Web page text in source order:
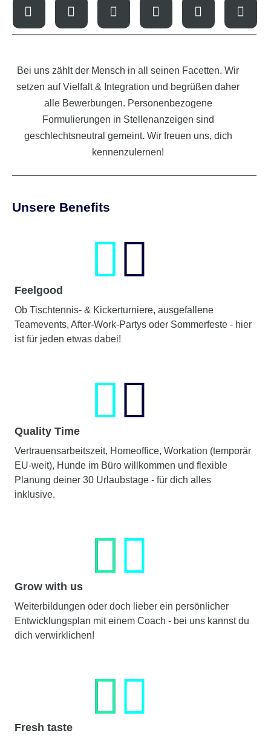
Bei uns zählt der Mensch in all seinen Facetten. Wir
setzen auf Vielfalt & Integration und begrüßen daher
alle Bewerbungen. Personenbezogene
Formulierungen in Stellenanzeigen sind
geschlechtsneutral gemeint. Wir freuen uns, dich
kennenzulernen!
Unsere Benefits
Feelgood
Ob Tischtennis- & Kickerturniere, ausgefallene
Teamevents, After-Work-Partys oder Sommerfeste - hier
ist für jeden etwas dabei!
Quality Time
Vertrauensarbeitszeit, Homeoffice, Workation (temporär
EU-weit), Hunde im Büro willkommen und flexible
Planung deiner 30 Urlaubstage - für dich alles
inklusive.
Grow with us
Weiterbildungen oder doch lieber ein persönlicher
Entwicklungsplan mit einem Coach - bei uns kannst du
dich verwirklichen!
Fresh taste